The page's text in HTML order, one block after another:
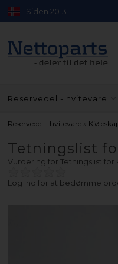
Siden 2013
Reservedel - hvitevare
Reservedel - hvitevare »
Tetningslist
Vurdering forTetningslist for
Log ind for at bedømme